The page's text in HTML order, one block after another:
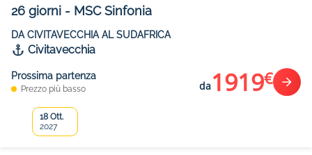
26 giorni - MSC Sinfonia
DA CIVITAVECCHIA AL SUDAFRICA
Civitavecchia
Prossima partenza
Prezzo più basso da1919€
18 Ott.
2027